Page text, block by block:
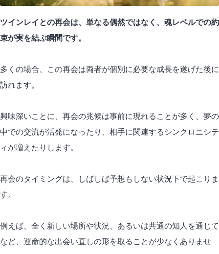
ツインレイとの再会は、単なる偶然ではなく、魂レベルでの約
束が実を結ぶ瞬間です。
多くの場合、この再会は両者が個別に必要な成長を遂げた後に
訪れます。
興味深いことに、再会の兆候は事前に現れることが多く、夢の
中での交流が活発になったり、相手に関連する シンクロニシテ
ィ が増えたりします。
再会のタイミングは、しばしば予想もしない状況下で起こりま
す。
例えば、全く新しい場所や状況、あるいは共通の知人を通じて
など、運命的な出会い直しの形を取ることが少なくありませ